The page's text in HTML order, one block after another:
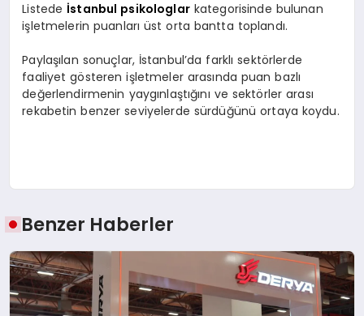
Listede İstanbul psikologlarkategorisinde bulunan
işletmelerin puanları üst orta bantta toplandı.
Paylaşılan sonuçlar, İstanbul’da farklı sektörlerde
faaliyet gösteren işletmeler arasında puan bazlı
değerlendirmenin yaygınlaştığını ve sektörler arası
rekabetin benzer seviyelerde sürdüğünü ortaya koydu.
Benzer Haberler